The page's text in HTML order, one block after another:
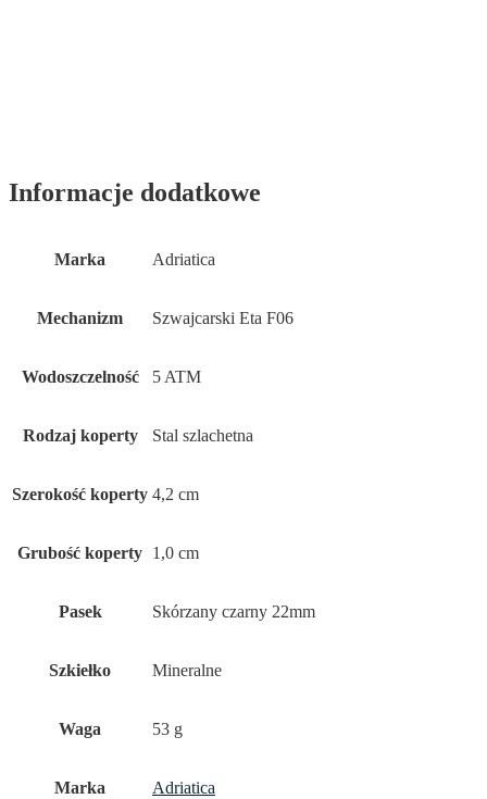
Informacje dodatkowe
Marka Adriatica
Mechanizm Szwajcarski Eta F06
Wodoszczelność 5 ATM
Rodzaj koperty Stal szlachetna
Szerokość koperty 4,2 cm
Grubość koperty 1,0 cm
Pasek Skórzany czarny 22mm
Szkiełko Mineralne
Waga 53 g
Marka Adriatica